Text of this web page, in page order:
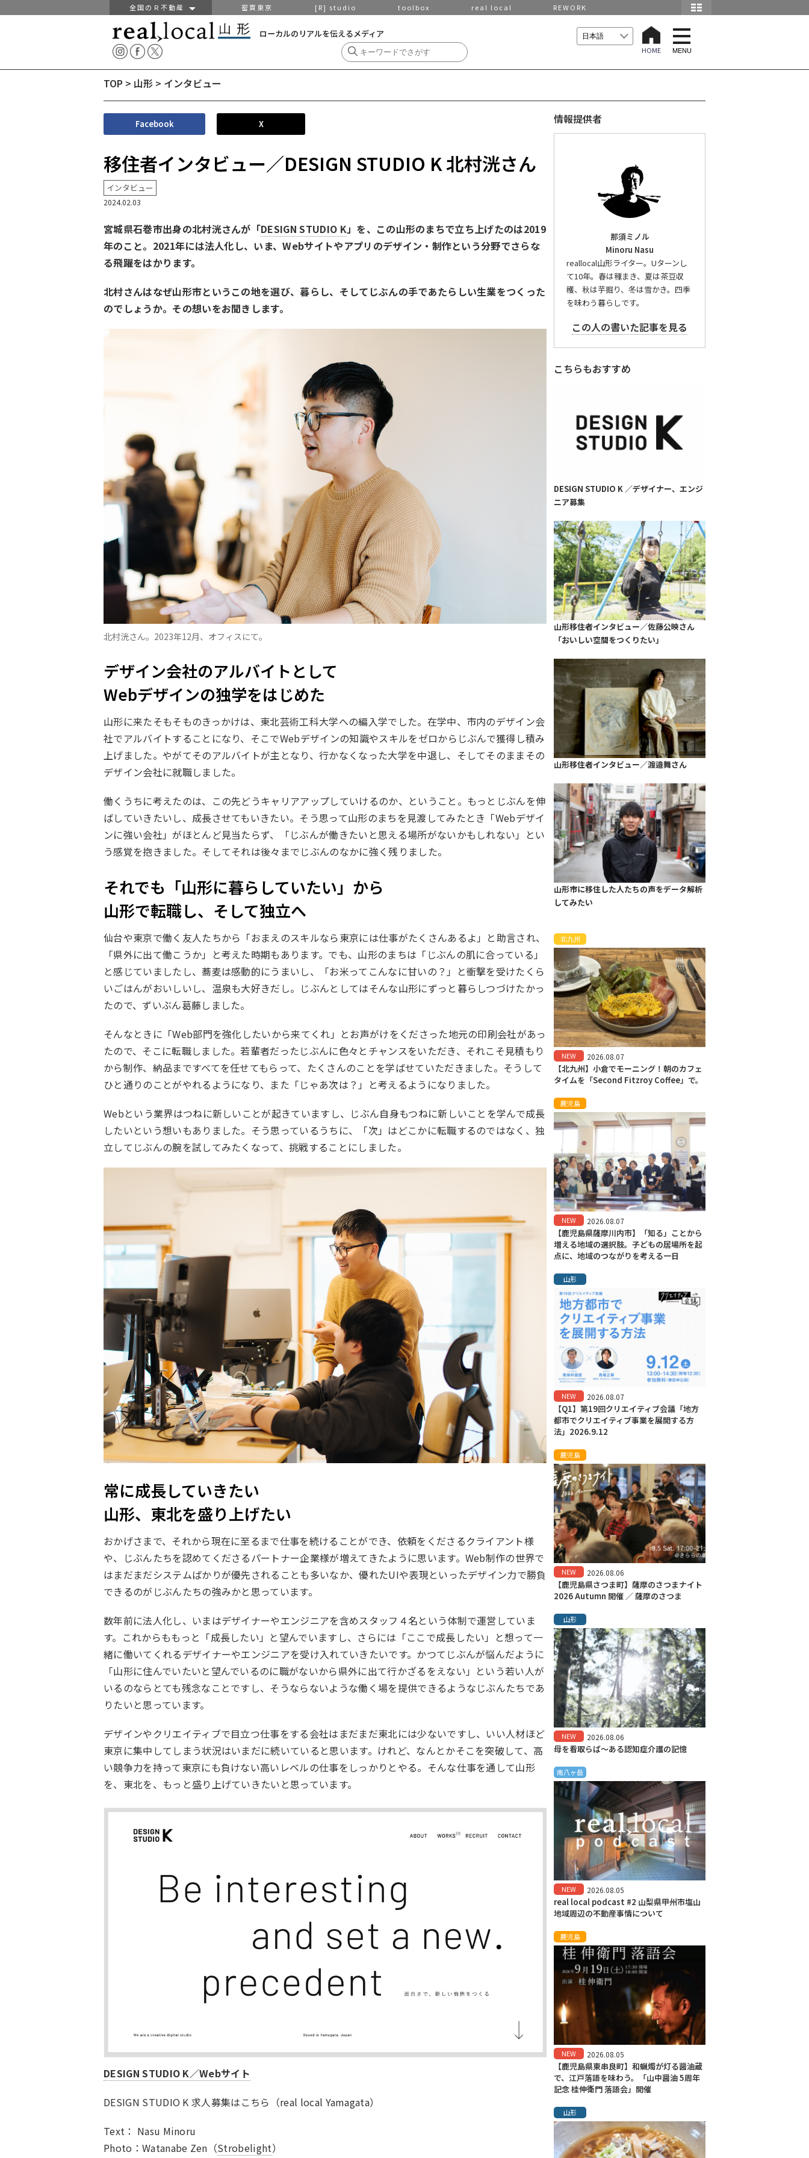
全国のＲ不動産 密買東京 [R] studio toolbox real local REWORK
ローカルのリアルを伝えるメディア
HOME
t
o
g
l
a
MENU
TOP > 山形 > インタビュー
Facebook X
移住者インタビュー／DESIGN STUDIO K 北村洸さん
インタビュー
2024.02.03
宮城県石巻市出身の北村洸さんが「DESIGN STUDIO K 」を、この山形のまちで立ち上げたのは2019
年のこと。2021年には法人化し、いま、Webサイトやアプリのデザイン・制作という分野でさらな
る飛躍をはかります。
北村さんはなぜ山形市というこの地を選び、暮らし、そしてじぶんの手であたらしい生業をつくった
のでしょうか。その想いをお聞きします。
北村洸さん。2023年12月、オフィスにて。
デザイン会社のアルバイトとして
Webデザインの独学をはじめた
山形に来たそもそものきっかけは、東北芸術工科大学への編入学でした。在学中、市内のデザイン会
社でアルバイトすることになり、そこでWebデザインの知識やスキルをゼロからじぶんで獲得し積み
上げました。やがてそのアルバイトが主となり、行かなくなった大学を中退し、そしてそのままその
デザイン会社に就職しました。
働くうちに考えたのは、この先どうキャリアアップしていけるのか、ということ。もっとじぶんを伸
ばしていきたいし、成長させてもいきたい。そう思って山形のまちを見渡してみたとき「Webデザイ
ンに強い会社」がほとんど見当たらず、「じぶんが働きたいと思える場所がないかもしれない」とい
う感覚を抱きました。そしてそれは後々までじぶんのなかに強く残りました。
それでも「山形に暮らしていたい」から
山形で転職し、そして独立へ
仙台や東京で働く友人たちから「おまえのスキルなら東京には仕事がたくさんあるよ」と助言され、
「県外に出て働こうか」と考えた時期もあります。でも、山形のまちは「じぶんの肌に合っている」
と感じていましたし、蕎麦は感動的にうまいし、「お米ってこんなに甘いの？」と衝撃を受けたくら
いごはんがおいしいし、温泉も大好きだし。じぶんとしてはそんな山形にずっと暮らしつづけたかっ
たので、ずいぶん葛藤しました。
そんなときに「Web部門を強化したいから来てくれ」とお声がけをくださった地元の印刷会社があっ
たので、そこに転職しました。若輩者だったじぶんに色々とチャンスをいただき、それこそ見積もり
から制作、納品まですべてを任せてもらって、たくさんのことを学ばせていただきました。そうして
ひと通りのことがやれるようになり、また「じゃあ次は？」と考えるようになりました。
Webという業界はつねに新しいことが起きていますし、じぶん自身もつねに新しいことを学んで成長
したいという想いもありました。そう思っているうちに、「次」はどこかに転職するのではなく、独
立してじぶんの腕を試してみたくなって、挑戦することにしました。
常に成長していきたい
山形、東北を盛り上げたい
おかげさまで、それから現在に至るまで仕事を続けることができ、依頼をくださるクライアント様
や、じぶんたちを認めてくださるパートナー企業様が増えてきたように思います。Web制作の世界で
はまだまだシステムばかりが優先されることも多いなか、優れたUIや表現といったデザイン力で勝負
できるのがじぶんたちの強みかと思っています。
数年前に法人化し、いまはデザイナーやエンジニアを含めスタッフ４名という体制で運営していま
す。これからももっと「成長したい」と望んでいますし、さらには「ここで成長したい」と想って一
緒に働いてくれるデザイナーやエンジニアを受け入れていきたいです。かつてじぶんが悩んだように
「山形に住んでいたいと望んでいるのに職がないから県外に出て行かざるをえない」という若い人が
いるのならとても残念なことですし、そうならないような働く場を提供できるようなじぶんたちであ
りたいと思っています。
デザインやクリエイティブで目立つ仕事をする会社はまだまだ東北には少ないですし、いい人材ほど
東京に集中してしまう状況はいまだに続いていると思います。けれど、なんとかそこを突破して、高
い競争力を持って東京にも負けない高いレベルの仕事をしっかりとやる。そんな仕事を通して山形
を、東北を、もっと盛り上げていきたいと思っています。
DESIGN STUDIO K／Webサイト
DESIGN STUDIO K 求人募集はこちら（real local Yamagata）
Text： Nasu Minoru
Photo：Watanabe Zen（Strobelight）
情報提供者
那須ミノル
Minoru Nasu
reallocal山形ライター。Uターンし
て10年。春は種まき、夏は茶豆収
穫、秋は芋掘り、冬は雪かき。四季
を味わう暮らしです。
この人の書いた記事を見る
こちらもおすすめ
DESIGN STUDIO K ／デザイナー、エンジ
ニア募集
山形移住者インタビュー／佐藤公映さん
「おいしい空間をつくりたい」
山形移住者インタビュー／渡邉舞さん
山形市に移住した人たちの声をデータ解析
してみたい
北九州
NEW 2026.08.07
【北九州】小倉でモーニング！朝のカフェ
タイムを「Second Fitzroy Coffee」で。
鹿児島
NEW 2026.08.07
【鹿児島県薩摩川内市】「知る」ことから
増える地域の選択肢。子どもの居場所を起
点に、地域のつながりを考える一日
山形
NEW 2026.08.07
【Q1】第19回クリエイティブ会議「地方
都市でクリエイティブ事業を展開する方
法」2026.9.12
鹿児島
NEW 2026.08.06
【鹿児島県さつま町】薩摩のさつまナイト
2026 Autumn 開催 ／ 薩摩のさつま
山形
NEW 2026.08.06
母を看取らば～ある認知症介護の記憶
南八ヶ岳
NEW 2026.08.05
real local podcast #2 山梨県甲州市塩山
地域周辺の不動産事情について
鹿児島
NEW 2026.08.05
【鹿児島県東串良町】和蝋燭が灯る醤油蔵
で、江戸落語を味わう。「山中醤油 5周年
記念 桂伸衛門 落語会」開催
山形